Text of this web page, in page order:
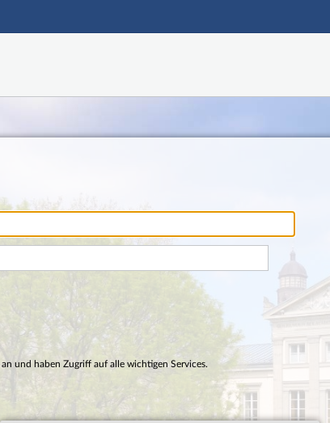
Hauptnavigation
an und haben Zugriff auf alle wichtigen Services.